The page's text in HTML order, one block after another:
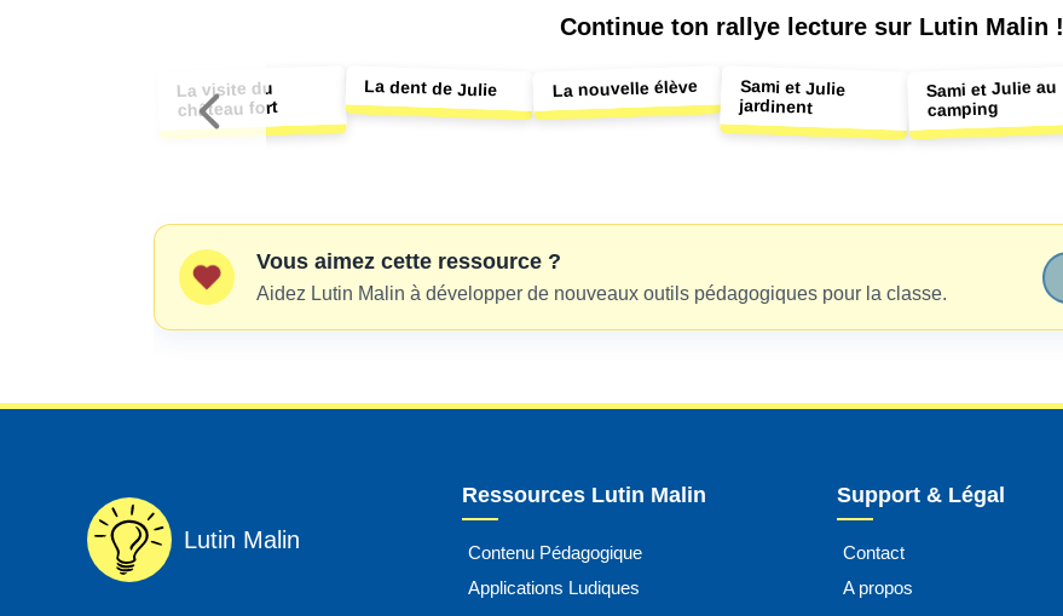
Continue ton rallye lecture sur Lutin Malin !
La visite du
château fort
La dent de Julie La nouvelle élève Sami et Julie
jardinent
Sami et Julie au
camping
Vous aimez cette ressource ?
Aidez Lutin Malin à développer de nouveaux outils pédagogiques pour la classe.
Lutin Malin
Ressources Lutin Malin
Contenu Pédagogique
Applications Ludiques
Support & Légal
Contact
A propos